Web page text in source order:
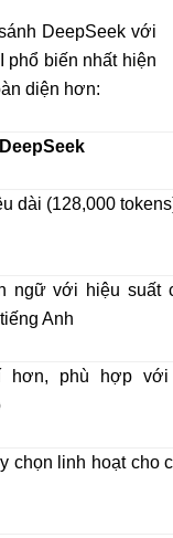
DeepSeek với
phổ biến nhất hiện
diện hơn:
DeepSeek
dài (128,000
ngữ với hiệu suất
Anh
hơn, phù hợp với
chọn linh hoạt cho